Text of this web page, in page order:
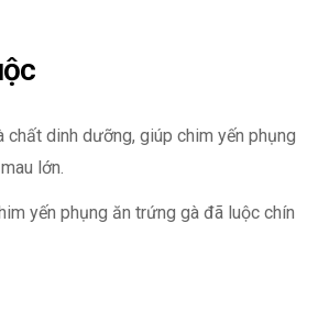
chất dinh dưỡng, giúp chim yến phụng
lớn.
yến phụng ăn trứng gà đã luộc chín